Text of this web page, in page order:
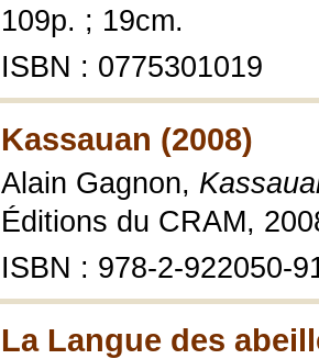
109p. ; 19cm.
ISBN : 0775301019
Kassauan (2008)
Alain Gagnon,
Éditions du CRAM,
ISBN : 978-2-922050-
La Langue des